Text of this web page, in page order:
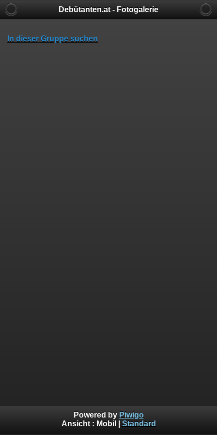
Debütanten.at - Fotogalerie
In dieser Gruppe suchen
Powered by Piwigo
Ansicht : Mobil Standard